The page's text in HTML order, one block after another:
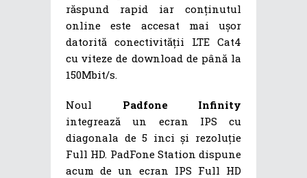
răspund rapid iar conținutul
online este accesat mai ușor
datorită conectivității LTE Cat4
cu viteze de download de până la
150Mbit/s.
Noul Padfone Infinity
integrează un ecran IPS cu
diagonala de 5 inci și rezoluție
Full HD. PadFone Station dispune
acum de un ecran IPS Full HD